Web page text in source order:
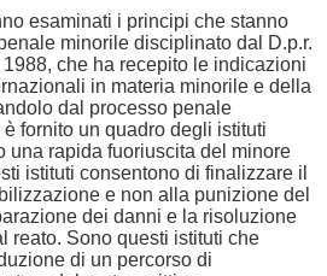
esaminati i principi che stanno
minorile disciplinato dal D.p.r.
che ha recepito le indicazioni
in materia minorile e della
dal processo penale
fornito un quadro degli istituti
una rapida fuoriuscita del minore
istituti consentono di finalizzare il
e non alla punizione del
dei danni e la risoluzione
reato. Sono questi istituti che
di un percorso di